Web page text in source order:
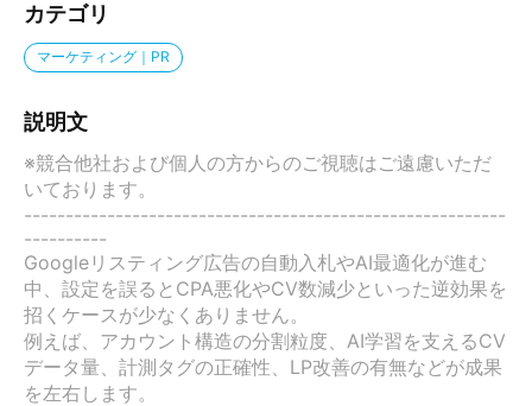
カテゴリ
マーケティング｜PR
説明文
※競合他社および個人の方からのご視聴はご遠慮いただ
いております。
----------------------------------------------------------
----------
Googleリスティング広告の自動入札やAI最適化が進む
中、設定を誤るとCPA悪化やCV数減少といった逆効果を
招くケースが少なくありません。
例えば、アカウント構造の分割粒度、AI学習を支えるCV
データ量、計測タグの正確性、LP改善の有無などが成果
を左右します。